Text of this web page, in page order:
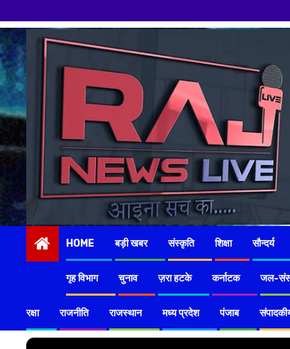
Skip
to
content
HOME बड़ी खबर संस्कृति शिक्षा सौन्दर्य
गृह विभाग चुनाव ज़रा हटके कर्नाटक जल-
रक्षा राजनीति राजस्थान मध्य प्रदेश पंजाब